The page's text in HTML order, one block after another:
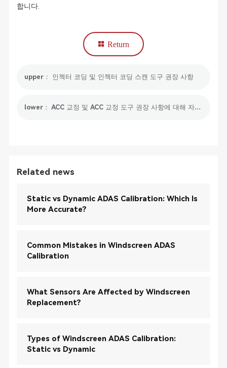
합니다.
Return
upper： 인젝터 코딩 및 인젝터 코딩 스캔 도구 권장 사항
lower： ACC 교정 및 ACC 교정 도구 권장 사항에 대해 자세히 알아보세요
Related news
Static vs Dynamic ADAS Calibration: Which Is
More Accurate?
Common Mistakes in Windscreen ADAS
Calibration
What Sensors Are Affected by Windscreen
Replacement?
Types of Windscreen ADAS Calibration:
Static vs Dynamic